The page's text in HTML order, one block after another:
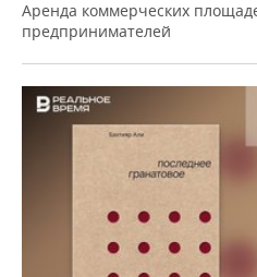
Аренда коммерческих
предпринимателей